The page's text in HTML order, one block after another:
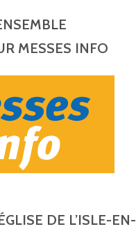
MESSES INFO
DE L’ISLE-EN-